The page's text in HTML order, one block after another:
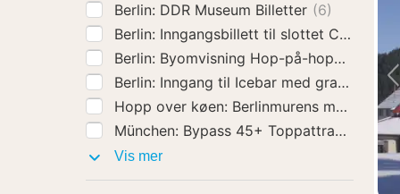
Berlin: DDR Museum Billetter (6)
Berlin: Inngangsbillett til
Berlin: Byomvisning Hop-på-hopp-
Berlin: Inngang til Icebar med
Vis merAktiviteter